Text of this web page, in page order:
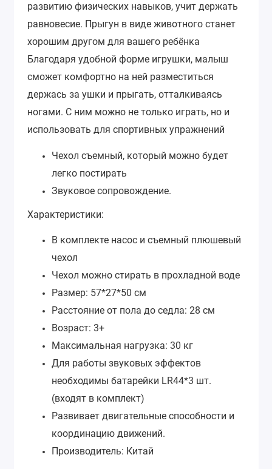
развитию физических навыков, учит держать
равновесие. Прыгун в виде животного станет
хорошим другом для вашего ребёнка
Благодаря удобной форме игрушки, малыш
сможет комфортно на ней разместиться
держась за ушки и прыгать, отталкиваясь
ногами. С ним можно не только играть, но и
использовать для спортивных упражнений
Чехол съемный, который можно будет
легко постирать
Звуковое сопровождение.
Характеристики:
В комплекте насос и съемный плюшевый
чехол
Чехол можно стирать в прохладной воде
Размер: 57*27*50 см
Расстояние от пола до седла: 28 см
Возраст: 3+
Максимальная нагрузка: 30 кг
Для работы звуковых эффектов
необходимы батарейки LR44*3 шт.
(входят в комплект)
Развивает двигательные способности и
координацию движений.
Производитель: Китай